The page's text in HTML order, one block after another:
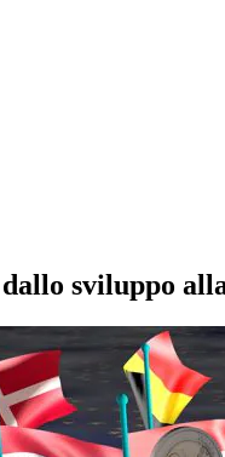
sviluppo